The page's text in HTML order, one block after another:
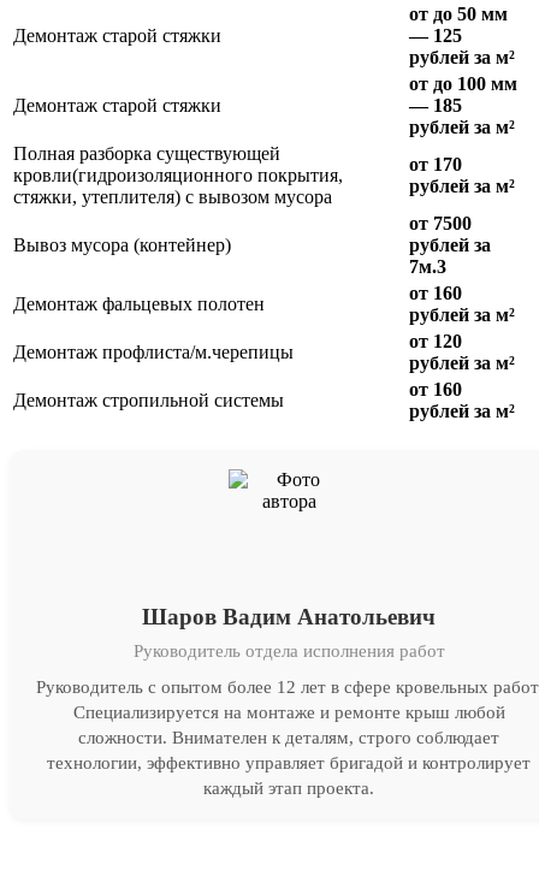
Демонтаж старой стяжки
от до 50 мм
— 125
рублей за м²
Демонтаж старой стяжки
от до 100 мм
— 185
рублей за м²
Полная разборка существующей
кровли(гидроизоляционного покрытия,
стяжки, утеплителя) с вывозом мусора
от 170
рублей за м²
Вывоз мусора (контейнер)
от 7500
рублей за
7м.3
Демонтаж фальцевых полотен
от 160
рублей за м²
Демонтаж профлиста/м.черепицы
от 120
рублей за м²
Демонтаж стропильной системы
от 160
рублей за м²
Шаров Вадим Анатольевич
Руководитель отдела исполнения работ
Руководитель с опытом более 12 лет в сфере кровельных
Специализируется на монтаже и ремонте крыш любой
сложности. Внимателен к деталям, строго соблюдает
технологии, эффективно управляет бригадой и контролирует
каждый этап проекта.